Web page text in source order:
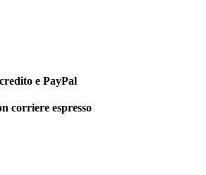
e PayPal
corriere espresso